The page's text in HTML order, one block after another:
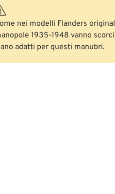
nei modelli Flanders
1935-1948 vanno
adatti per questi manubri.